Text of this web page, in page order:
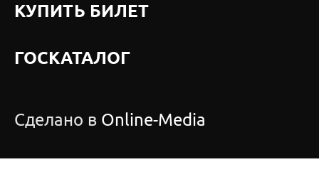
КУПИТЬ БИЛЕТ
ГОСКАТАЛОГ
Сделано в Online-Media